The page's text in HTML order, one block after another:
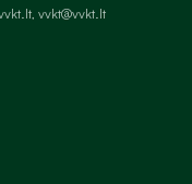
vvkt@vvkt.lt